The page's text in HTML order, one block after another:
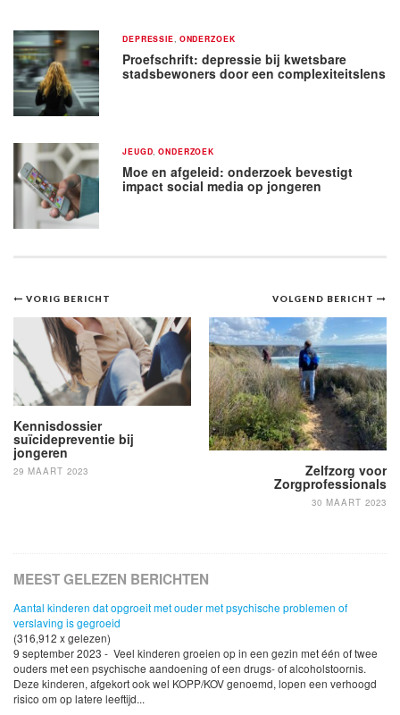
DEPRESSIE ONDERZOEK
Proefschrift: depressie bij kwetsbare
stadsbewoners door een complexiteitslens
JEUGD ,ONDERZOEK
Moe en afgeleid: onderzoek bevestigt
impact social media op jongeren
Bericht
navigatie
VOLGEND BERICHT
Zelfzorg voor
Zorgprofessionals
30 MAART 2023
VORIG BERICHT
Kennisdossier
suïcidepreventie bij
jongeren
29 MAART 2023
MEEST GELEZEN BERICHTEN
Aantal kinderen dat opgroeit met ouder met psychische problemen of
verslaving is gegroeid
(316,912 x gelezen)
9 september 2023 - Veel kinderen groeien op in een gezin met één of twee
ouders met een psychische aandoening of een drugs- of alcoholstoornis.
Deze kinderen, afgekort ook wel KOPP/KOV genoemd, lopen een verhoogd
risico om op latere leeftijd...